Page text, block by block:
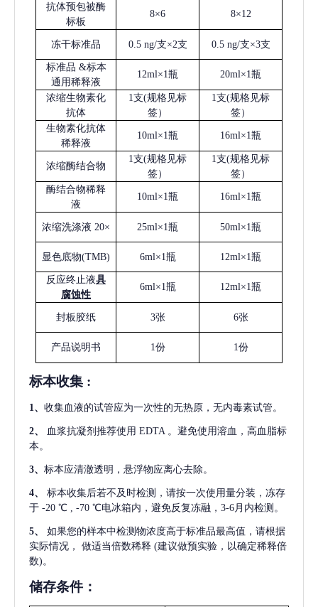
抗体预包被酶
标板
8×6 8×12
冻干标准品 0.5 ng/支×2支 0.5 ng/支×3支
标准品 &标本
通用稀释液
12ml×1瓶 20ml×1瓶
浓缩生物素化
抗体
1支(规格见标
签）
1支(规格见标
签）
生物素化抗体
稀释液
10ml×1瓶 16ml×1瓶
浓缩酶结合物
1支(规格见标
签）
1支(规格见标
签）
酶结合物稀释
液
10ml×1瓶 16ml×1瓶
浓缩洗涤液 20× 25ml×1瓶 50ml×1瓶
显色底物(TMB) 6ml×1瓶 12ml×1瓶
反应终止液具
腐蚀性
6ml×1瓶 12ml×1瓶
封板胶纸 3张 6张
产品说明书 1份 1份
标本收集 :
1 、 收集血液的试管应为一次性的无热原，无内毒素试管。
2、 血浆抗凝剂推荐使用 EDTA 。避免使用溶血，高血脂标
本。
3、 标本应清澈透明，悬浮物应离心去除。
4、
标本收集后若不及时检测，请按一次使用量分装，冻存
于 -20 ℃ , -70 ℃电冰箱内，避免反复冻融，3-6月内检测。
5、
如果您的样本中检测物浓度高于标准品最高值，请根据
实际情况，
做适当倍数稀释 (建议做预实验，以确定稀释倍
数)。
储存条件：